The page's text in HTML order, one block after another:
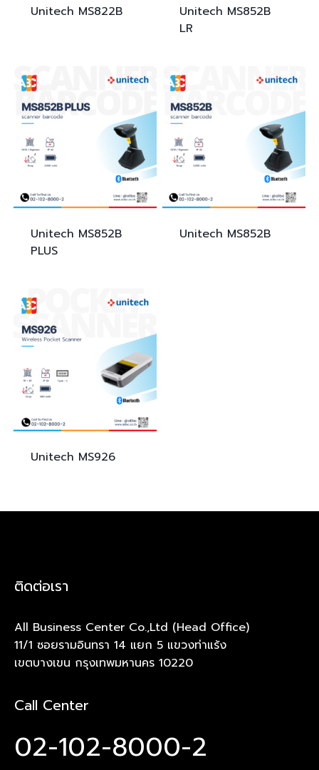
Unitech MS822B Unitech MS852B
LR
Unitech MS852B
PLUS
Unitech MS852B
Unitech MS926
ติดต่อเรา
All Business Center Co.,Ltd (Head Office)
11/1 ซอยรามอินทรา 14 แยก 5 แขวงท่าแร้ง
เขตบางเขน กรุงเทพมหานคร 10220
Call Center
02-102-8000-2